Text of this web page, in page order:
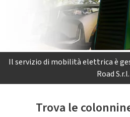
Il servizio di mobilità elettrica è
Road S.r.l.
Trova le